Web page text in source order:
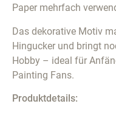
Paper mehrfach
Das dekorative Motiv
Hingucker und bringt
Hobby – ideal für
Painting Fans.
Produktdetails: